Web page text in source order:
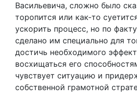
Васильевича, сложно было
торопится или как-то
ускорить процесс, но по
сделано им специально для
достичь необходимого
восхищаться его
чувствует ситуацию и
собственной грамотной